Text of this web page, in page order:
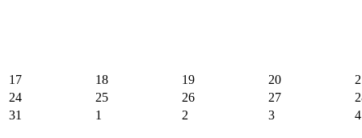
17 18 19 20
24
25 26 27
31
1 2 3 4